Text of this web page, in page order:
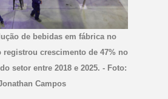
de bebidas em fábrica no
registrou crescimento de 47% no
setor entre 2018 e 2025. - Foto:
Campos